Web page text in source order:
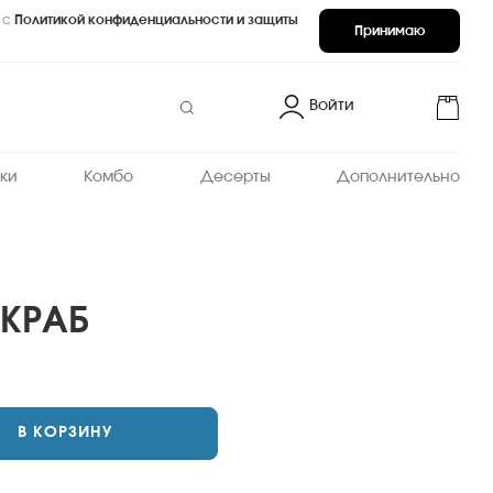
Принимаю
с Политикой конфиденциальности и защиты
Войти
Комбо Десерты Дополнительно
В КОРЗИНУ